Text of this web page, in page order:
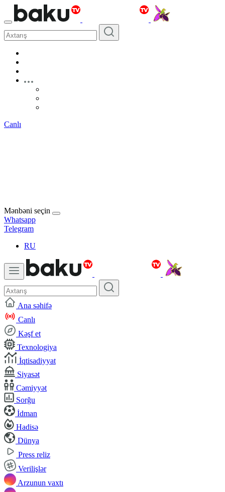
Canlı
Mənbəni seçin
Whatsapp
Telegram
RU
Ana səhifə
Canlı
Kəşf et
Texnologiya
İqtisadiyyat
Siyasət
Cəmiyyət
Sorğu
İdman
Hadisə
Dünya
Press reliz
Verilişlər
Arzunun vaxtı